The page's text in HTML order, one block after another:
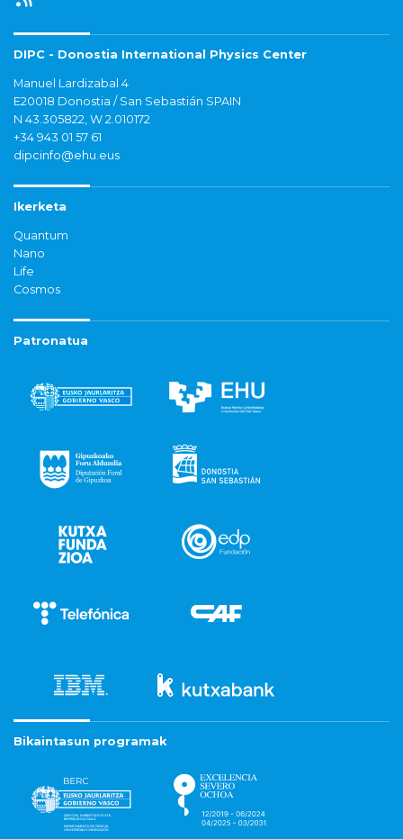
DIPC - Donostia International Physics Center
Manuel Lardizabal 4
E20018 Donostia / San Sebastián SPAIN
N 43.305822, W 2.010172
+34 943 01 57 61
dipcinfo@ehu.eus
Ikerketa
Quantum
Nano
Life
Cosmos
Patronatua
Bikaintasun programak